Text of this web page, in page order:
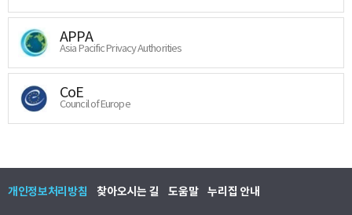
APPA
Asia Pacific Privacy Authorities
CoE
Council of Europe
개인정보처리방침 찾아오시는 길 도움말 누리집 안내